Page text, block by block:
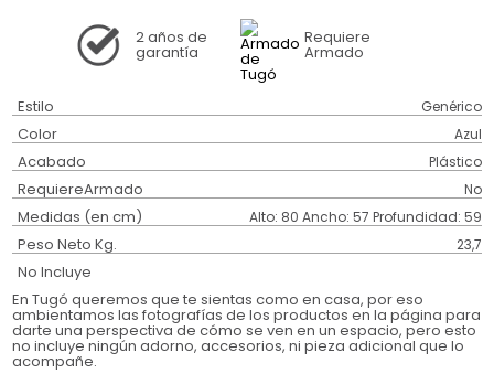
2 años de
garantía
Requiere
Armado
Estilo Genérico
Color Azul
Acabado Plástico
RequiereArmado No
Medidas (en cm) Alto: 80 Ancho: 57 Profundidad: 59
Peso Neto Kg. 23,7
No Incluye
En Tugó queremos que te sientas como en casa, por eso
ambientamos las fotografías de los productos en la página para
darte una perspectiva de cómo se ven en un espacio, pero esto
no incluye ningún adorno, accesorios, ni pieza adicional que lo
acompañe.